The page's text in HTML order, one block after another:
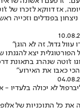
אז דווקא לזכרו של
בפנדלים וזכייה
עוול גדול, זה לא הוגן"
הפורטוגלית יצא
ז'וטה שנהרג בתאונת
כאבו את האירוע"
לא יכולה בלעדיו
את כל התוכניות של